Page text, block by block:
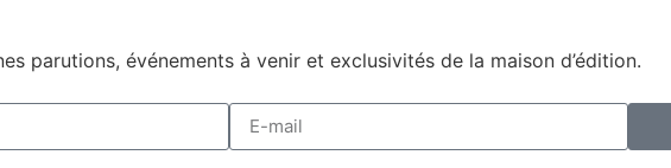
parutions, événements à venir et exclusivités de la maison d’édition.